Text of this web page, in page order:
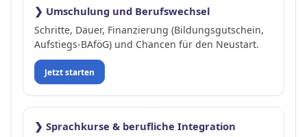
❯ Umschulung und Berufswechsel
Schritte, Dauer, Finanzierung (Bildungsgutschein,
Aufstiegs-BAföG) und Chancen für den Neustart.
Jetzt starten
❯ Sprachkurse & berufliche Integration